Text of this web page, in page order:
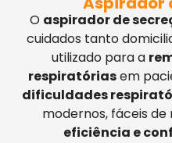
O aspirador de
cuidados tanto
utilizado para a
respiratóriasem
dificuldades
modernos, fáceis
eficiência e